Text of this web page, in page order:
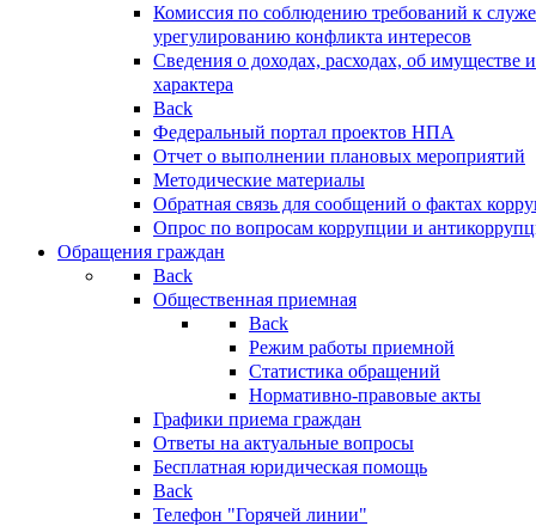
Комиссия по соблюдению требований к
урегулированию конфликта интересов
Сведения о доходах, расходах, об имуществе
характера
Back
Федеральный портал проектов НПА
Отчет о выполнении плановых мероприятий
Методические материалы
Обратная связь для сообщений о фактах
Опрос по вопросам коррупции и
Обращения граждан
Back
Общественная приемная
Back
Режим работы приемной
Статистика обращений
Нормативно-правовые акты
Графики приема граждан
Ответы на актуальные вопросы
Бесплатная юридическая помощь
Back
Телефон "Горячей линии"